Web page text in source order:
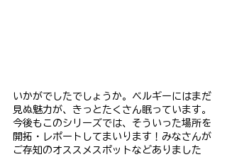
いかがでしたでしょうか。ベルギーにはまだ
見ぬ魅力が、きっとたくさん眠っています。
今後もこのシリーズでは、そういった場所を
開拓・レポートしてまいります！みなさんが
ご存知のオススメスポットなどありました